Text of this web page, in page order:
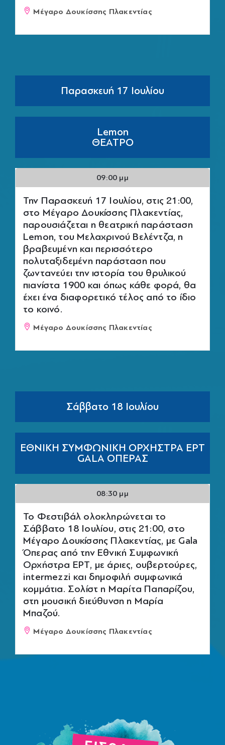
Μέγαρο Δουκίσσης Πλακεντίας
Παρασκευή 17 Ιουλίου
Lemon
ΘΕΑΤΡΟ
09:00 μμ
Την Παρασκευή 17 Ιουλίου, στις 21:00,
στο Μέγαρο Δουκίσσης Πλακεντίας,
παρουσιάζεται η θεατρική παράσταση
Lemon, του Μελαχρινού Βελέντζα, η
βραβευμένη και περισσότερο
πολυταξιδεμένη παράσταση που
ζωντανεύει την ιστορία του θρυλικού
πιανίστα 1900 και όπως κάθε φορά, θα
έχει ένα διαφορετικό τέλος από το ίδιο
το κοινό.
Μέγαρο Δουκίσσης Πλακεντίας
Σάββατο 18 Ιουλίου
ΕΘΝΙΚΗ ΣΥΜΦΩΝΙΚΗ ΟΡΧΗΣΤΡΑ ΕΡΤ
GALA ΟΠΕΡΑΣ
08:30 μμ
Το Φεστιβάλ ολοκληρώνεται το
Σάββατο 18 Ιουλίου, στις 21:00, στο
Μέγαρο Δουκίσσης Πλακεντίας, με Gala
Όπερας από την Εθνική Συμφωνική
Ορχήστρα ΕΡΤ, με άριες, ουβερτούρες,
intermezzi και δημοφιλή συμφωνικά
κομμάτια. Σολίστ η Μαρίτα Παπαρίζου,
στη μουσική διεύθυνση η Μαρία
Μπαζού.
Μέγαρο Δουκίσσης Πλακεντίας